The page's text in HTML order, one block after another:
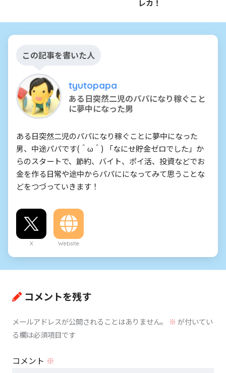
レカ！
この記事を書いた人
tyutopapa
ある日突然二児のパパになり稼ぐこと
に夢中になった男
ある日突然二児のパパになり稼ぐことに夢中になった
男、中途パパです(＾ω＾) 「なにせ貯金ゼロでした」か
らのスタートで、節約、バイト、ポイ活、投資などでお
金を作る日常や途中からパパにになってみて思うことな
どをつづっていきます！
X Website
コメントを残す
メールアドレスが公開されることはありません。 ※が付いてい
る欄は必須項目です
コメント ※